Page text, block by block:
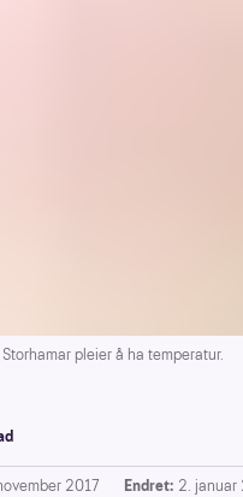
pleier å ha temperatur.
2017 Endret: 2.